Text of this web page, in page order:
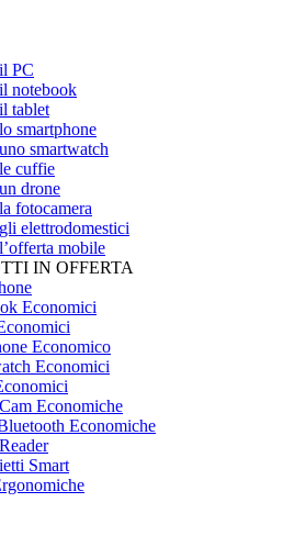
PC
notebook
tablet
smartphone
smartwatch
cuffie
drone
fotocamera
elettrodomestici
mobile
IN OFFERTA
Economici
Economico
Economici
Economiche
Economiche
Smart